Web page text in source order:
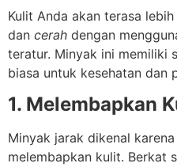
Kulit Anda akan terasa lebih
dan cerah dengan
teratur. Minyak ini memiliki
biasa untuk kesehatan dan
1. Melembapkan
Minyak jarak dikenal
melembapkan kulit. Berkat